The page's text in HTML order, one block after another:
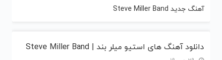
آهنگ جدید Steve Miller Band
دانلود آهنگ های استیو میلر بند | Steve Miller Band